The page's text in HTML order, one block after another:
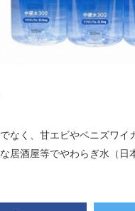
なく、甘エビやベニズワ
居酒屋等でやわらぎ水（日